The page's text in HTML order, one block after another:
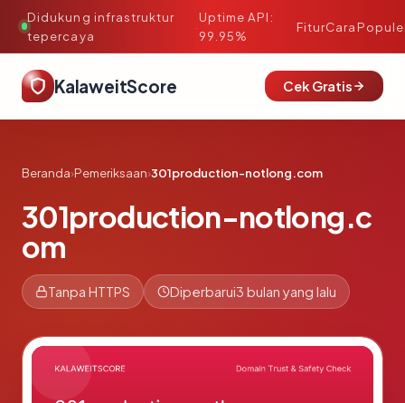
Didukung infrastruktur
tepercaya
·
Uptime API:
99.95%
FiturCara
KalaweitScore Cek Gratis
Beranda›Pemeriksaan›301production-notlong.com
301production-notlong.c
om
Tanpa HTTPS Diperbarui3 bulan yang lalu